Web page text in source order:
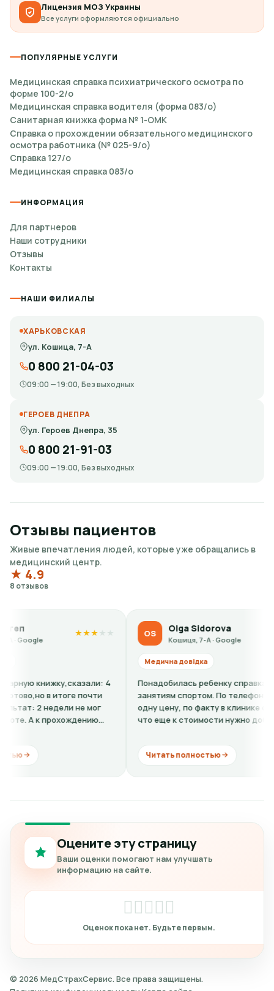
Лицензия МОЗ Украины
Все услуги оформляются официально
ПОПУЛЯРНЫЕ УСЛУГИ
Медицинская справка психиатрического осмотра по
форме 100-2/о
Медицинская справка водителя (форма 083/о)
Санитарная книжка форма № 1-ОМК
Справка о прохождении обязательного медицинского
осмотра работника (№ 025-9/о)
Справка 127/о
Медицинская справка 083/о
ИНФОРМАЦИЯ
Для партнеров
Наши сотрудники
Отзывы
Контакты
НАШИ ФИЛИАЛЫ
ХАРЬКОВСКАЯ
ул. Кошица, 7-А
0 800 21-04-03
09:00 — 19:00, Без выходных
ГЕРОЕВ ДНЕПРА
ул. Героев Днепра, 35
0 800 21-91-03
09:00 — 19:00, Без выходных
Отзывы пациентов
Живые впечатления людей, которые уже обращались в
медицинский центр.
★ 4.9
8 отзывов
★★
4
почти
не мог
OS Olga Sidorova
Кошиця, 7-А · Google
★★★
Понадобилась ребенку справка-допуск к
занятиям спортом. По телефону говорили
одну цену, по факту в клинике оказалось,
что еще к стоимости нужно добавить
Читать полностью
Оцените эту страницу
Ваши оценки помогают нам улучшать
информацию на сайте.
© 2026 МедСтрахСервис. Все права защищены.